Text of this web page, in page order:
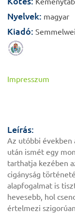
Nyelvek: magyar
Kiadó:
Impresszum
Leírás:
Az utóbbi években
után ismét egy
tarthatja kezében
cigányság
alapfogalmat is
hevesebb, hol
értelmezi